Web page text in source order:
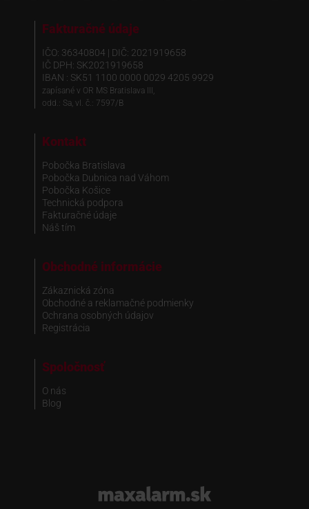
Fakturačné údaje
IČO: 36340804 | DIČ: 2021919658
IČ DPH: SK2021919658
IBAN : SK51 1100 0000 0029 4205 9929
zapísané v OR MS Bratislava III,
odd.: Sa, vl. č.: 7597/B
Kontakt
Pobočka Bratislava
Pobočka Dubnica nad Váhom
Pobočka Košice
Technická podpora
Fakturačné údaje
Náš tím
Obchodné informácie
Zákaznická zóna
Obchodné a reklamačné podmienky
Ochrana osobných údajov
Registrácia
Spoločnosť
O nás
Blog
www.maxalarm.sk